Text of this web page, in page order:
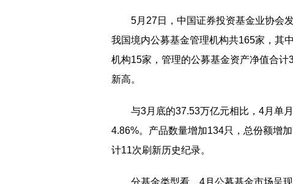
5月27日，中国证券投资基金业协会
我国境内公募基金管理机构共165家，其
机构15家，管理的公募基金资产净值合
新高。
与3月底的37.53万亿元相比，4月单
4.86%。产品数量增加134只，总份额增
计11次刷新历史纪录。
分基金类型看，4月公募基金市场呈